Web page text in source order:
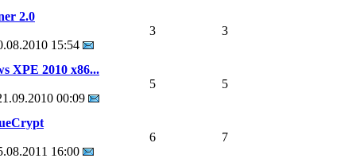
2.0
15:54
3 3
XPE 2010 x86...
00:09
5 5
16:00
6 7